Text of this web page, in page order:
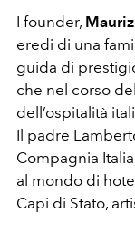
I founder,
eredi di una
guida di
che nel corso
dell’ospitalità
Il padre
Compagnia
al mondo di
Capi di Stato,